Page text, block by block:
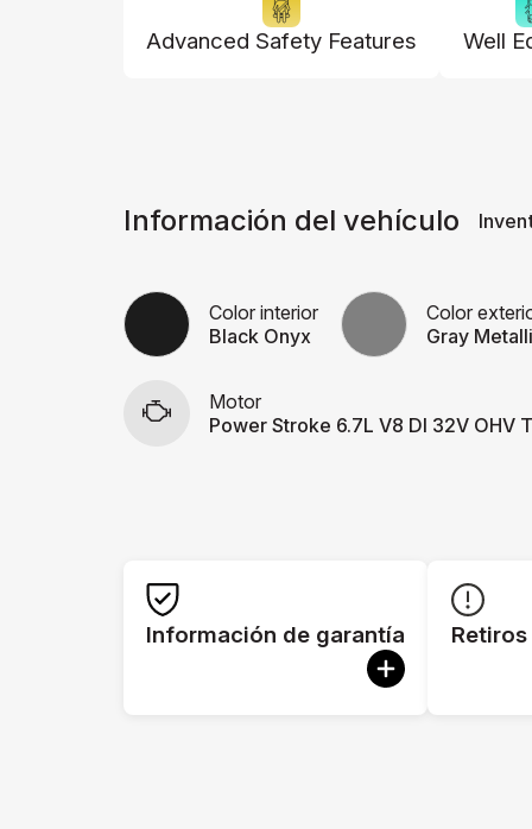
Advanced Safety Features Well
Información del vehículo
Color interior
Black Onyx
Color
Gray
Motor
Power Stroke 6.7L V8 DI 32V OHV
Información de garantía